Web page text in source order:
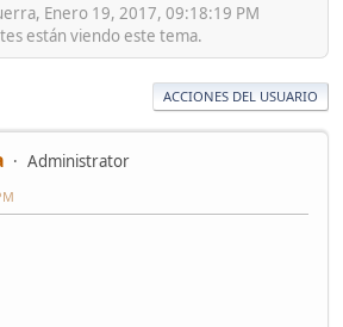
Enero 19, 2017, 09:18:19 PM
están viendo este tema.
ACCIONES DEL USUARIO
Administrator